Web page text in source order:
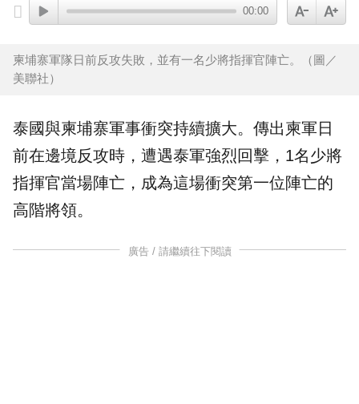
00:00
柬埔寨軍隊日前反攻失敗，並有一名少將指揮官陣亡。（圖／
美聯社）
泰國與柬埔寨軍事衝突持續擴大。傳出柬軍日
前在邊境反攻時，遭遇泰軍強烈回擊，1名少將
指揮官當場陣亡，成為這場衝突第一位陣亡的
高階將領。
廣告 / 請繼續往下閱讀